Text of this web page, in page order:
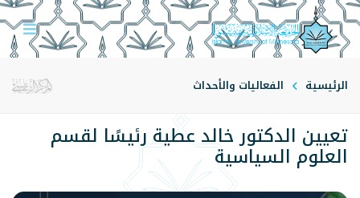
الرئيسية الفعاليات والأحداث
تعيين الدكتور خالد عطية رئيسًا لقسم
العلوم السياسية